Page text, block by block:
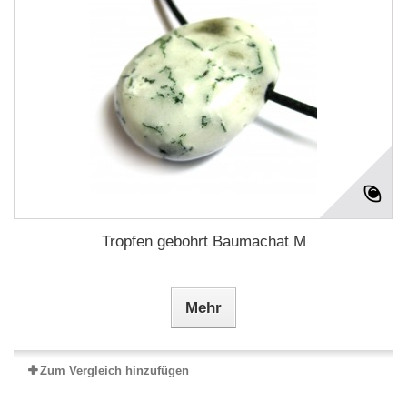
Tropfen gebohrt Baumachat M
Mehr
Zum Vergleich hinzufügen